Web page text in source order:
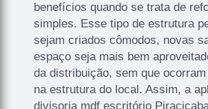
benefícios quando se trata de
simples. Esse tipo de estrutura
sejam criados cômodos, novas
espaço seja mais bem
da distribuição, sem que
na estrutura do local. Assim, a
divisoria mdf escritório